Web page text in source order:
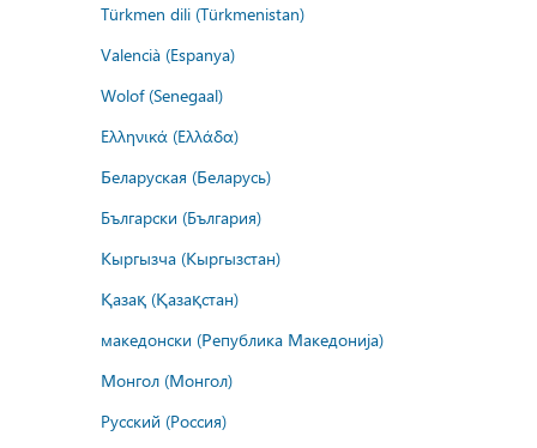
Türkmen dili (Türkmenistan)
Valencià (Espanya)
Wolof (Senegaal)
Ελληνικά (Ελλάδα)
Беларуская (Беларусь)
Български (България)
Кыргызча (Кыргызстан)
Қазақ (Қазақстан)
македонски (Република Македонија)
Монгол (Монгол)
Русский (Россия)